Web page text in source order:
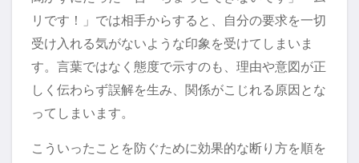
リです！」では相手からすると、自分の要求を一切
受け入れる気がないような印象を受けてしまいま
す。言葉ではなく態度で示すのも、理由や意図が正
しく伝わらず誤解を生み、関係がこじれる原因とな
ってしまいます。
こういったことを防ぐために効果的な断り方を順を